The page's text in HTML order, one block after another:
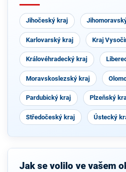
VÝCHODO
ČEŠI
Jihočeský kraj
Karlovarský kraj Kraj
Královéhradecký kraj
Moravskoslezský kraj
Pardubický kraj Plzeňský
Středočeský kraj Ústecký
Jak se volilo ve vašem